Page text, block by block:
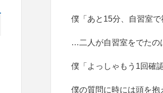
僕「あと15分、自習室で
…二人が自習室をでたの
僕「よっしゃもう1回確
僕の質問に時には頭を抱